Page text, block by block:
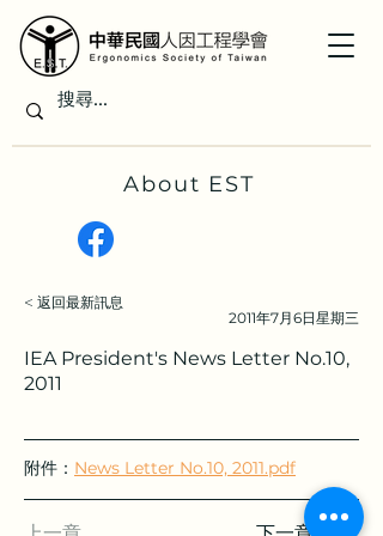
About EST
< 返回最新訊息
2011年7月6日星期三
IEA President's News Letter No.10,
2011
附件： News Letter No.10, 2011.pdf